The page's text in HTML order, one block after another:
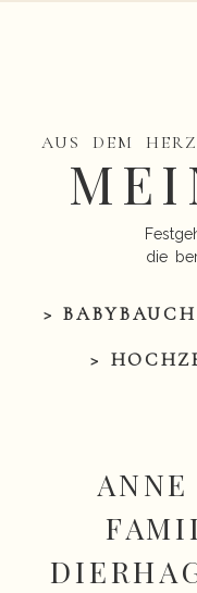
AUS DEM
die
> BABYBAUCH
>